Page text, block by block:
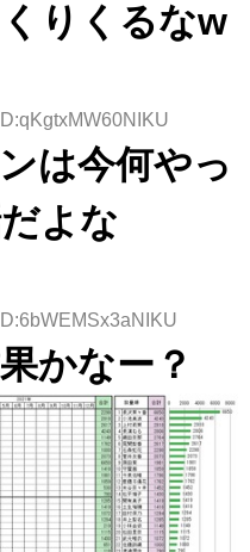
りくるなw
は今何やっ
よな
かなー？